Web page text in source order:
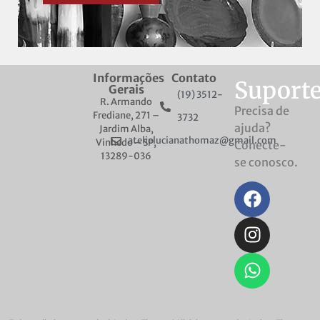
Informações
Gerais
R. Armando
Frediane, 271 –
Jardim Alba,
Vinhedo – SP,
13289-036
Contato
(19) 3512-
3732
atelielucianathomaz@gmail.com
Precisa de
ajuda?
Conecte-
se conosco.